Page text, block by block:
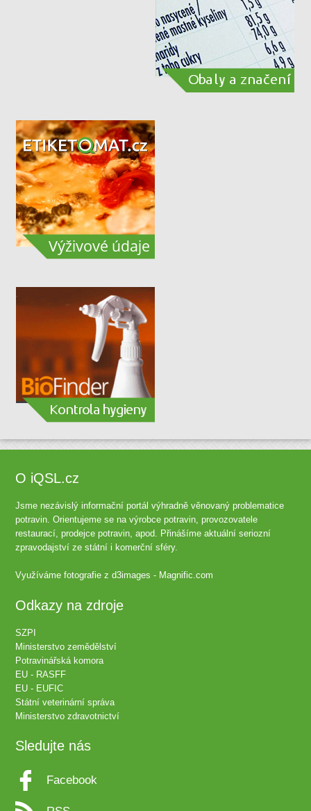
O iQSL.cz
Jsme nezávislý informační portál výhradně věnovaný problematice
potravin. Orientujeme se na výrobce potravin, provozovatele
restaurací, prodejce potravin, apod. Přinášíme aktuální seriozní
zpravodajství ze státní i komerční sféry.
Využíváme fotografie zd3images - Magnific.com
Odkazy na zdroje
SZPI
Ministerstvo zemědělství
Potravinářská komora
EU - RASFF
EU - EUFIC
Státní veterinární správa
Ministerstvo zdravotnictví
Sledujte nás
Facebook